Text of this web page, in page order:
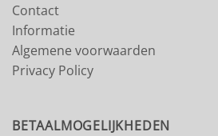
Contact
Informatie
Algemene voorwaarden
Privacy Policy
BETAALMOGELIJKHEDEN